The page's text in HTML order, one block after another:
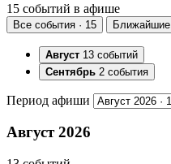
15 событий в афише
Все события · 15 Ближайшие
Август 13 событий
Сентябрь 2 события
Период афиши
Август 2026